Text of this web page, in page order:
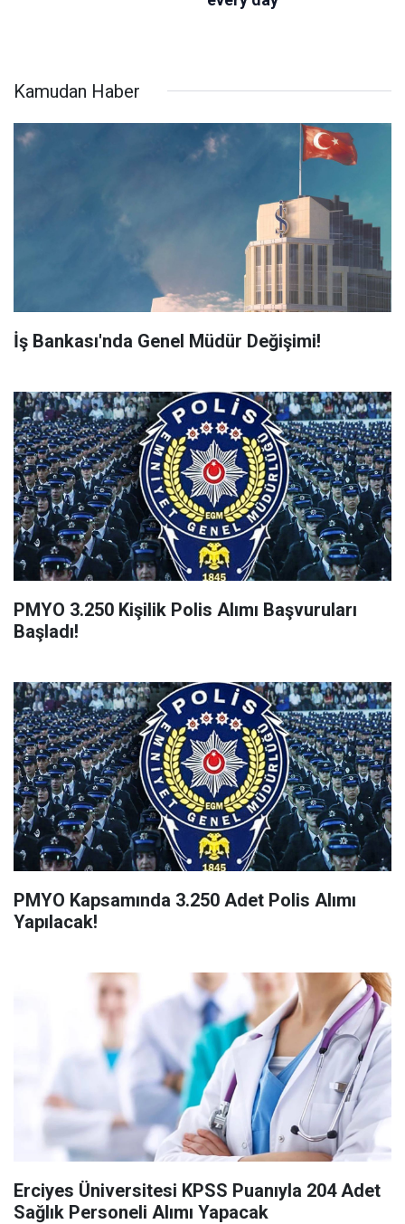
Kamudan Haber
İş Bankası'nda Genel Müdür Değişimi!
PMYO 3.250 Kişilik Polis Alımı Başvuruları
Başladı!
PMYO Kapsamında 3.250 Adet Polis Alımı
Yapılacak!
Erciyes Üniversitesi KPSS Puanıyla 204 Adet
Sağlık Personeli Alımı Yapacak